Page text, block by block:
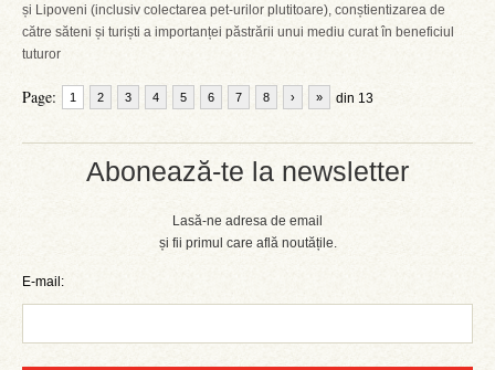
Abonează-te la newsletter
Lasă-ne adresa de email
și fii primul care află noutățile.
E-mail:
și Lipoveni (inclusiv colectarea pet-urilor plutitoare), conștientizarea de
către săteni și turiști a importanței păstrării unui mediu curat în beneficiul
tuturor
Page: 1 2 3 4 5 6 7 8 din 13
› »